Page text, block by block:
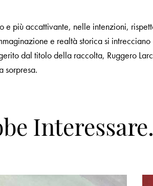
più accattivante, nelle intenzioni,
e realtà storica si
dal titolo della raccolta, Ruggero
sorpresa.